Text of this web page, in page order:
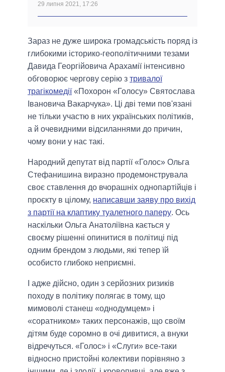
29 липня 2021, 17:26
Зараз не дуже широка громадськість поряд із
глибокими історико-геополітичними тезами
Давида Георгійовича Арахамії інтенсивно
обговорює чергову серію з тривалої
трагікомедії«Похорон «Голосу» Святослава
Івановича Вакарчука». Ці дві теми пов'язані
не тільки участю в них українських політиків,
а й очевидними відсиланнями до причин,
чому вони у нас такі.
Народний депутат від партії «Голос» Ольга
Стефанишина виразно продемонструвала
своє ставлення до вчорашніх однопартійців і
проєкту в цілому, написавши заяву про вихід
з партії на клаптику туалетного паперу. Ось
наскільки Ольга Анатоліївна кається у
своєму рішенні опинитися в політиці під
одним брендом з людьми, які тепер їй
особисто глибоко неприємні.
І адже дійсно, один з серйозних ризиків
походу в політику полягає в тому, що
мимоволі станеш «однодумцем» і
«соратником» таких персонажів, що своїм
дітям буде соромно в очі дивитися, а внуки
відречуться. «Голос» і «Слуги» все-таки
відносно пристойні колективи порівняно з